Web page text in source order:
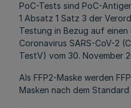
PoC-Tests sind PoC-
1 Absatz 1 Satz 3 der
Testung in Bezug auf
Coronavirus SARS-CoV-2
TestV) vom 30. November
Als FFP2-Maske werden
Masken nach dem